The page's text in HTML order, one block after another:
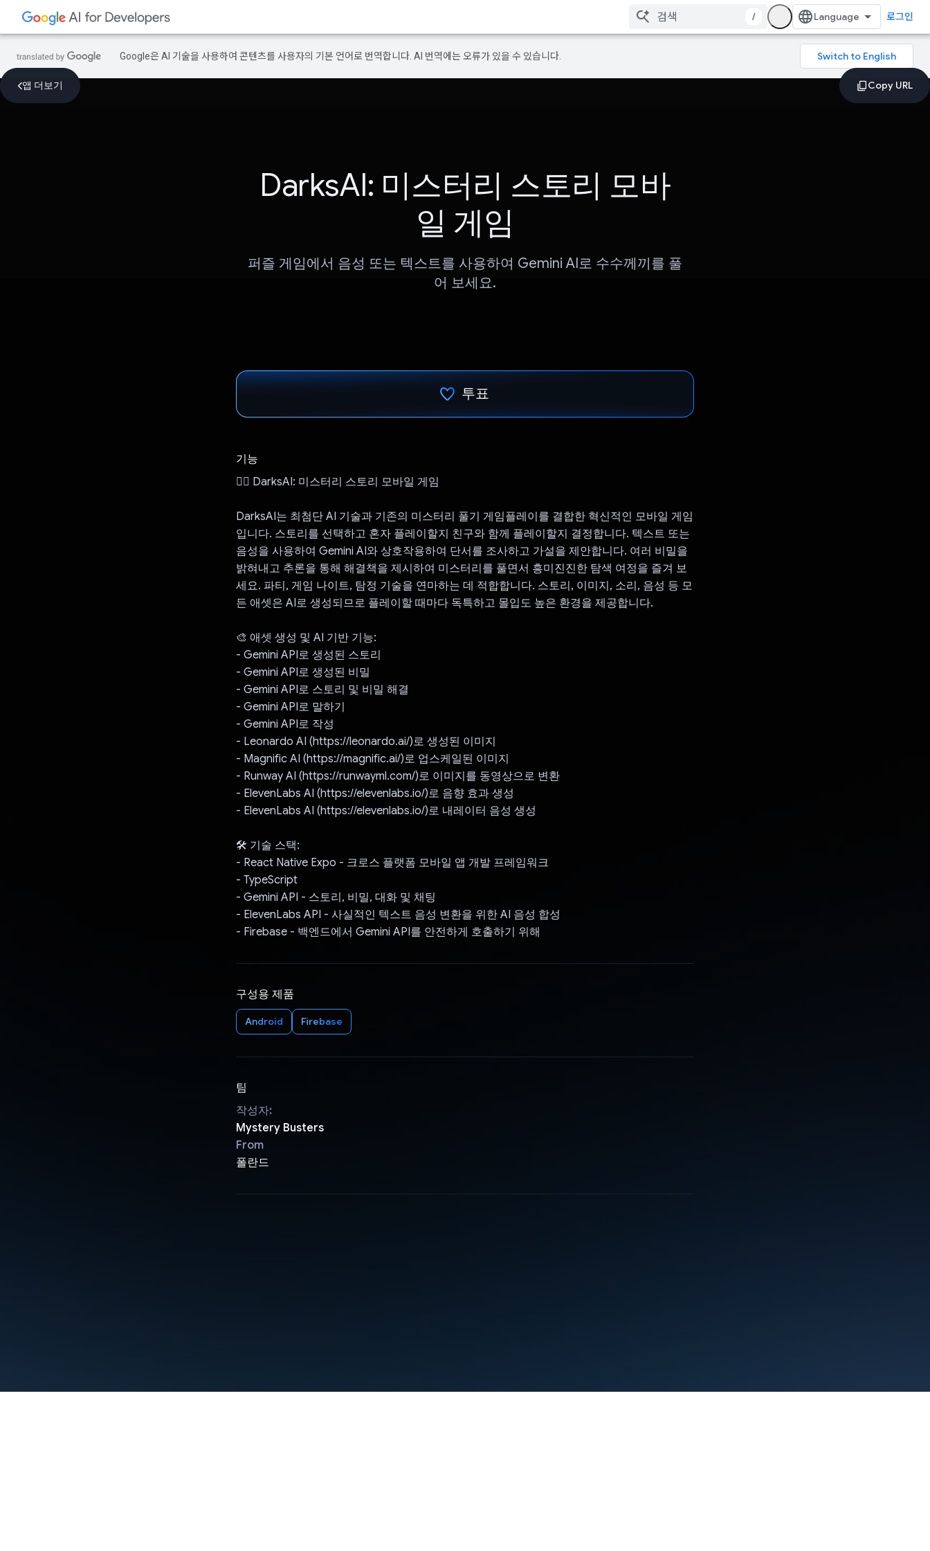
/ 로그인
Google은 AI 기술을 사용하여 콘텐츠를 사용자의 기본 언어로 번역합니다. AI 번역에는 오류가 있을 수 있습니다.
앱 더보기
DarksAI: 미스터리 스토리 모바
일 게임
퍼즐 게임에서 음성 또는 텍스트를 사용하여 Gemini AI로 수수께끼를 풀
어 보세요.
투표
기능
🕵️‍♀️ DarksAI: 미스터리 스토리 모바일 게임
DarksAI는 최첨단 AI 기술과 기존의 미스터리 풀기 게임플레이를 결합한 혁신적인 모바일 게임
입니다. 스토리를 선택하고 혼자 플레이할지 친구와 함께 플레이할지 결정합니다. 텍스트 또는
음성을 사용하여 Gemini AI와 상호작용하여 단서를 조사하고 가설을 제안합니다. 여러 비밀을
밝혀내고 추론을 통해 해결책을 제시하여 미스터리를 풀면서 흥미진진한 탐색 여정을 즐겨 보
세요. 파티, 게임 나이트, 탐정 기술을 연마하는 데 적합합니다. 스토리, 이미지, 소리, 음성 등 모
든 애셋은 AI로 생성되므로 플레이할 때마다 독특하고 몰입도 높은 환경을 제공합니다.
🎨 애셋 생성 및 AI 기반 기능:
- Gemini API로 생성된 스토리
- Gemini API로 생성된 비밀
- Gemini API로 스토리 및 비밀 해결
- Gemini API로 말하기
- Gemini API로 작성
- Leonardo AI (https://leonardo.ai/)로 생성된 이미지
- Magnific AI (https://magnific.ai/)로 업스케일된 이미지
- Runway AI (https://runwayml.com/)로 이미지를 동영상으로 변환
- ElevenLabs AI (https://elevenlabs.io/)로 음향 효과 생성
- ElevenLabs AI (https://elevenlabs.io/)로 내레이터 음성 생성
🛠️ 기술 스택:
- React Native Expo - 크로스 플랫폼 모바일 앱 개발 프레임워크
- TypeScript
- Gemini API - 스토리, 비밀, 대화 및 채팅
- ElevenLabs API - 사실적인 텍스트 음성 변환을 위한 AI 음성 합성
- Firebase - 백엔드에서 Gemini API를 안전하게 호출하기 위해
구성용 제품
Android Firebase
팀
작성자:
Mystery Busters
From
폴란드